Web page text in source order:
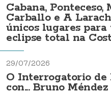
Cabana, Ponteceso,
Carballo e A
únicos lugares para
eclipse total na
29/07/2026
O Interrogatorio de
con... Bruno